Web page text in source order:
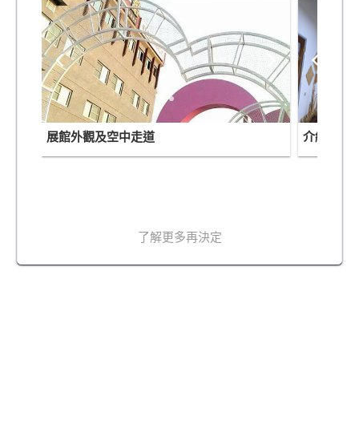
展館外觀及空中走道 介紹區
了解更多再決定